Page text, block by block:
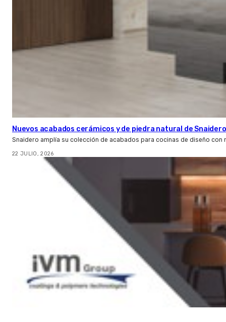
Nuevos acabados cerámicos y de piedra natural de Snaidero
Snaidero amplía su colección de acabados para cocinas de diseño
22 JULIO, 2026